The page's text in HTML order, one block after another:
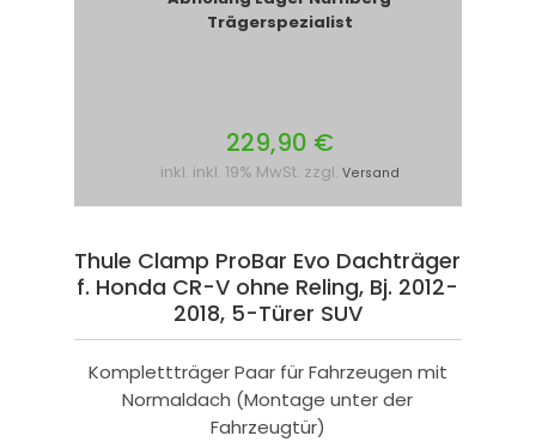
Trägerspezialist
229,90 €
inkl. inkl. 19% MwSt. zzgl. Versand
Thule Clamp ProBar Evo Dachträger
f. Honda CR-V ohne Reling, Bj. 2012-
2018, 5-Türer SUV
Komplettträger Paar für Fahrzeugen mit
Normaldach (Montage unter der
Fahrzeugtür)